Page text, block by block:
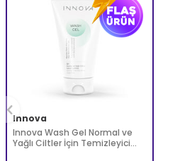
Innova
Innova Wash Gel Normal ve
Yağlı Ciltler İçin Temizleyici